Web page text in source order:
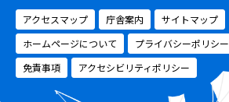
アクセスマップ
庁舎案内
サイトマップ
ホームページについて
プライバシーポリシー
免責事項
アクセシビリティポリシー